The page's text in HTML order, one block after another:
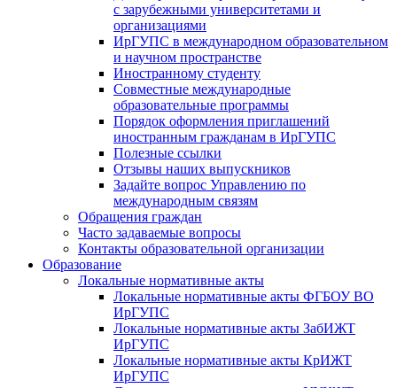
с зарубежными университетами и
организациями
ИрГУПС в международном образовательном
и научном пространстве
Иностранному студенту
Совместные международные
образовательные программы
Порядок оформления приглашений
иностранным гражданам в ИрГУПС
Полезные ссылки
Отзывы наших выпускников
Задайте вопрос Управлению по
международным связям
Обращения граждан
Часто задаваемые вопросы
Контакты образовательной организации
Образование
Локальные нормативные акты
Локальные нормативные акты ФГБОУ ВО
ИрГУПС
Локальные нормативные акты ЗабИЖТ
ИрГУПС
Локальные нормативные акты КрИЖТ
ИрГУПС